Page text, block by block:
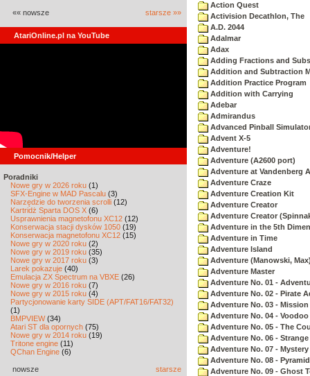
«« nowsze starsze »»
AtariOnline.pl na YouTube
Pomocnik/Helper
Poradniki
Nowe gry w 2026 roku (1)
SFX-Engine w MAD Pascalu (3)
Narzędzie do tworzenia scrolli (12)
Kartridż Sparta DOS X (6)
Usprawnienia magnetofonu XC12 (12)
Konserwacja stacji dysków 1050 (19)
Konserwacja magnetofonu XC12 (15)
Nowe gry w 2020 roku (2)
Nowe gry w 2019 roku (35)
Nowe gry w 2017 roku (3)
Larek pokazuje (40)
Emulacja ZX Spectrum na VBXE (26)
Nowe gry w 2016 roku (7)
Nowe gry w 2015 roku (4)
Partycjonowanie karty SIDE (APT/FAT16/FAT32)
(1)
BMPVIEW(34)
Atari ST dla opornych (75)
Nowe gry w 2014 roku (19)
Tritone engine (11)
QChan Engine (6)
nowsze starsze
Action Quest
Activision Decathlon, The
A.D. 2044
Adalmar
Adax
Adding Fractions and
Addition and Subtraction
Addition Practice Program
Addition with Carrying
Adebar
Admirandus
Advanced Pinball
Advent X-5
Adventure!
Adventure (A2600 port)
Adventure at Vandenberg
Adventure Craze
Adventure Creation Kit
Adventure Creator
Adventure Creator
Adventure in the 5th
Adventure in Time
Adventure Island
Adventure (Manowski,
Adventure Master
Adventure No. 01 -
Adventure No. 02 - Pirate
Adventure No. 03 -
Adventure No. 04 - Voodoo
Adventure No. 05 - The
Adventure No. 06 -
Adventure No. 07 -
Adventure No. 08 -
Adventure No. 09 - Ghost